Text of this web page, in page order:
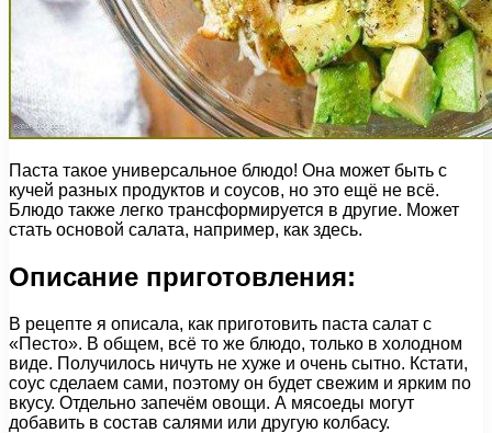
Паста такое универсальное блюдо! Она может быть с
кучей разных продуктов и соусов, но это ещё не всё.
Блюдо также легко трансформируется в другие. Может
стать основой салата, например, как здесь.
Описание приготовления:
В рецепте я описала, как приготовить паста салат с
«Песто». В общем, всё то же блюдо, только в холодном
виде. Получилось ничуть не хуже и очень сытно. Кстати,
соус сделаем сами, поэтому он будет свежим и ярким по
вкусу. Отдельно запечём овощи. А мясоеды могут
добавить в состав салями или другую колбасу.